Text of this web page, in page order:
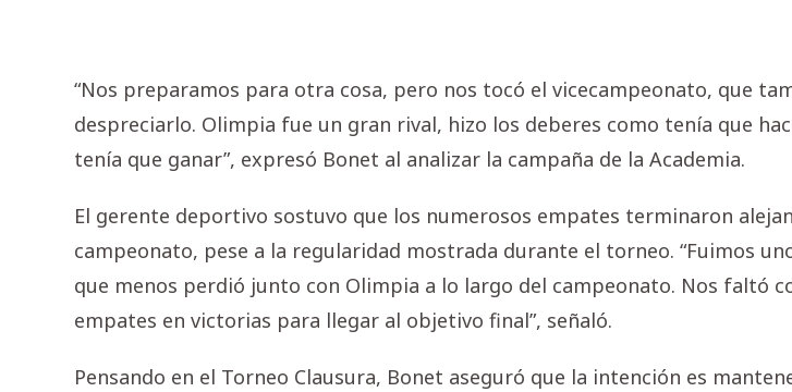
“Nos preparamos para otra cosa, pero nos tocó el vicecampeonato, que
despreciarlo. Olimpia fue un gran rival, hizo los deberes como tenía que
tenía que ganar”, expresó Bonet al analizar la campaña de la Academia.
El gerente deportivo sostuvo que los numerosos empates terminaron
campeonato, pese a la regularidad mostrada durante el torneo. “Fuimos
que menos perdió junto con Olimpia a lo largo del campeonato. Nos faltó
empates en victorias para llegar al objetivo final”, señaló.
Pensando en el Torneo Clausura, Bonet aseguró que la intención es